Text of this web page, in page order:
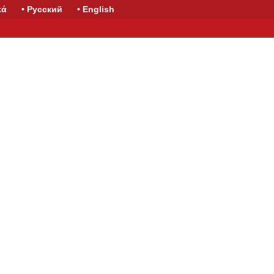
• Русский • English